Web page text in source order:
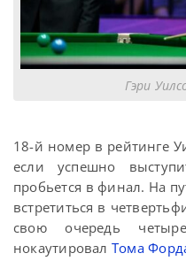
Гэри
18-й номер в рейтинге
если успешно
пробьется в финал. На
встретиться в
свою очередь
нокаутировал Тома